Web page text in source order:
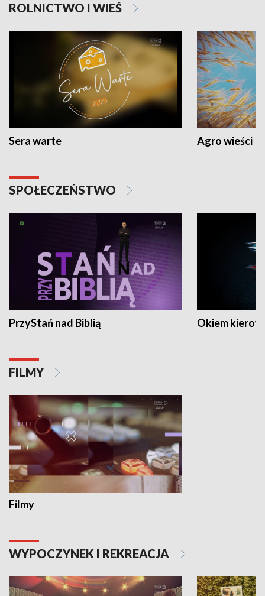
ROLNICTWO I WIEŚ
Sera warte Agro wieści
SPOŁECZEŃSTWO
PrzyStań nad Biblią Okiem
FILMY
Filmy
WYPOCZYNEK I REKREACJA